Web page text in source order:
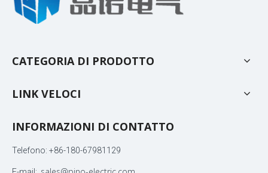
CATEGORIA DI PRODOTTO
LINK VELOCI
INFORMAZIONI DI CONTATTO
Telefono: +86-180-67981129